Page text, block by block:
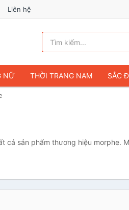
Liên hệ
NỮ THỜI TRANG NAM SẮC
LỊCH & HÀNH LÝ
THỜI TRANG TRẺ EM &
PHÒNG PHẨM SỞ THÍCH &
cả sản phẩm thương hiệu morphe.